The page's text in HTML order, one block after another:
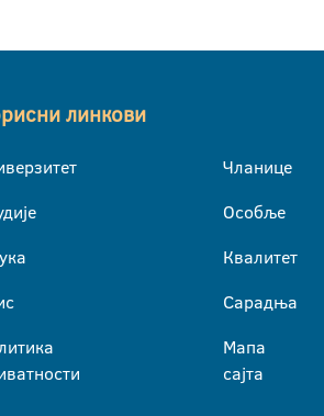
линкови
Чланице
Особље
Квалитет
Сарадња
Мапа
сајта